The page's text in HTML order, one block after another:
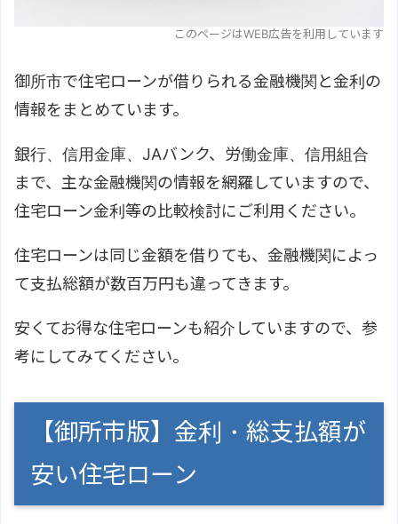
このページはWEB広告を利用しています
御所市で住宅ローンが借りられる金融機関と金利の
情報をまとめています。
銀行、信用金庫、JAバンク、労働金庫、信用組合
まで、主な金融機関の情報を網羅していますので、
住宅ローン金利等の比較検討にご利用ください。
住宅ローンは同じ金額を借りても、金融機関によっ
て支払総額が数百万円も違ってきます。
安くてお得な住宅ローンも紹介していますので、参
考にしてみてください。
【御所市版】金利・総支払額が
安い住宅ローン